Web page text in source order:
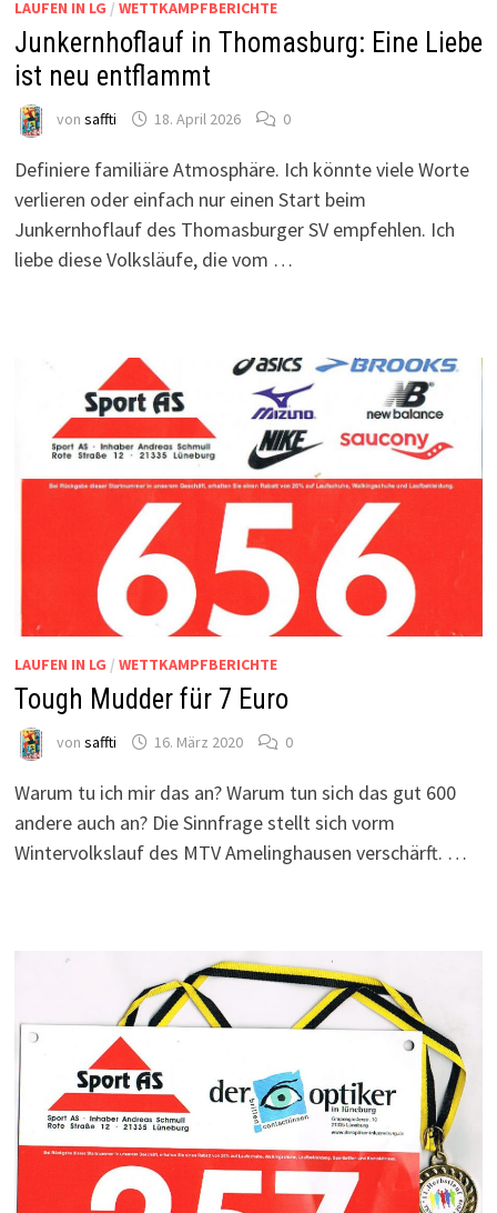
LAUFEN IN LG / WETTKAMPFBERICHTE
Junkernhoflauf in Thomasburg: Eine Liebe
ist neu entflammt
von saffti 18. April 2026 0
Definiere familiäre Atmosphäre. Ich könnte viele Worte
verlieren oder einfach nur einen Start beim
Junkernhoflauf des Thomasburger SV empfehlen. Ich
liebe diese Volksläufe, die vom …
LAUFEN IN LG / WETTKAMPFBERICHTE
Tough Mudder für 7 Euro
von saffti 16. März 2020 0
Warum tu ich mir das an? Warum tun sich das gut 600
andere auch an? Die Sinnfrage stellt sich vorm
Wintervolkslauf des MTV Amelinghausen verschärft. …